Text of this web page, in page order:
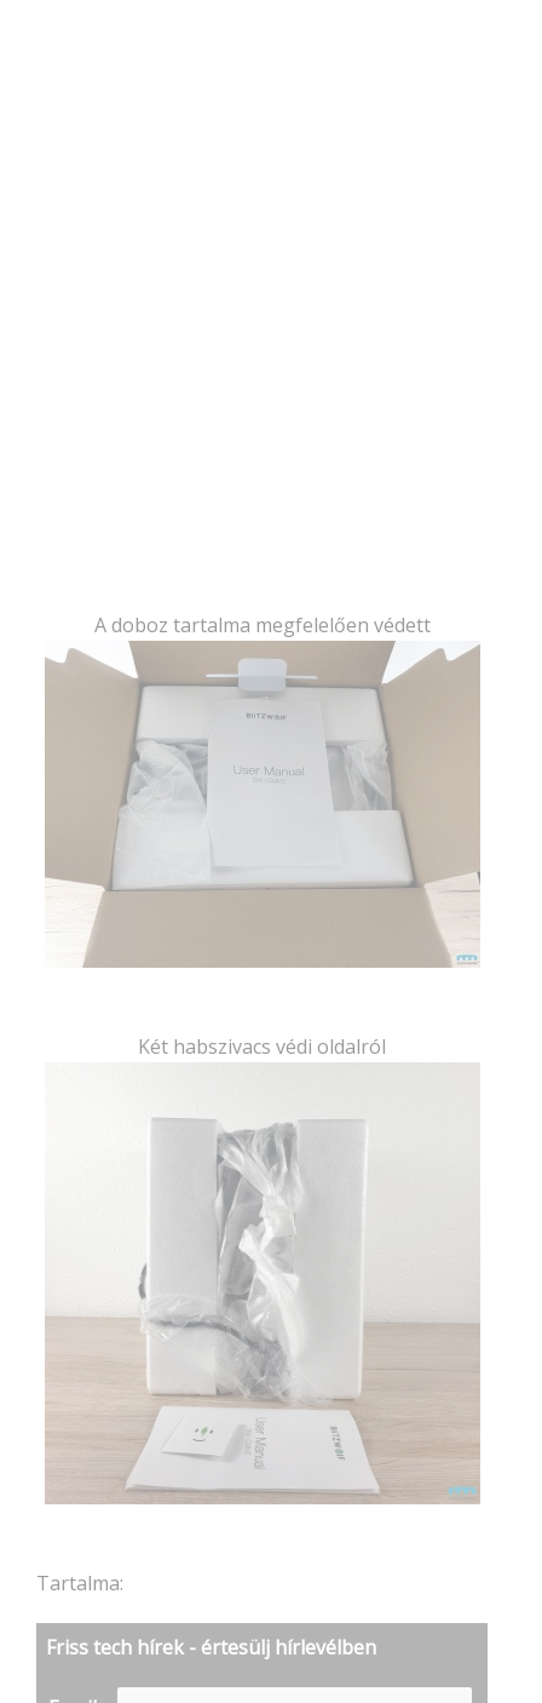
A doboz tartalma megfelelően védett
Két habszivacs védi oldalról
Tartalma:
Friss tech hírek - értesülj hírlevélben